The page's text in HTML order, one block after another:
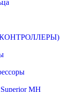
(КОНТРОЛЛЕРЫ)
MH